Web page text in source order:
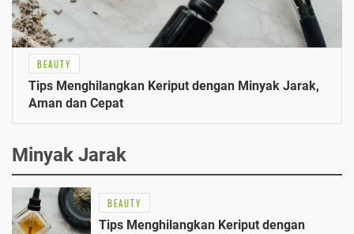
BEAUTY
Tips Menghilangkan Keriput dengan Minyak Jarak,
Aman dan Cepat
Minyak Jarak
BEAUTY
Tips Menghilangkan Keriput dengan